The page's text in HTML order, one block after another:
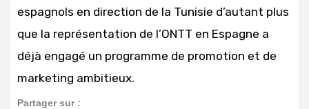
espagnols en direction de la Tunisie d’autant plus
que la représentation de l’ONTT en Espagne a
déjà engagé un programme de promotion et de
marketing ambitieux.
Partager sur :